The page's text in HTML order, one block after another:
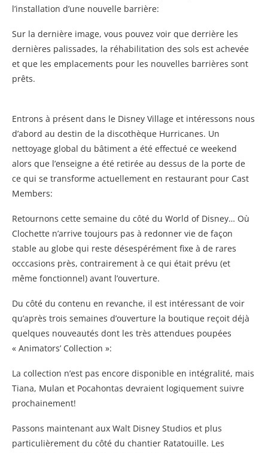
l’installation d’une nouvelle barrière:
Sur la dernière image, vous pouvez voir que derrière les
dernières palissades, la réhabilitation des sols est achevée
et que les emplacements pour les nouvelles barrières sont
prêts.
Entrons à présent dans le Disney Village et intéressons nous
d’abord au destin de la discothèque Hurricanes. Un
nettoyage global du bâtiment a été effectué ce weekend
alors que l’enseigne a été retirée au dessus de la porte de
ce qui se transforme actuellement en restaurant pour Cast
Members:
Retournons cette semaine du côté du World of Disney… Où
Clochette n’arrive toujours pas à redonner vie de façon
stable au globe qui reste désespérément fixe à de rares
occcasions près, contrairement à ce qui était prévu (et
même fonctionnel) avant l’ouverture.
Du côté du contenu en revanche, il est intéressant de voir
qu’après trois semaines d’ouverture la boutique reçoit déjà
quelques nouveautés dont les très attendues poupées
« Animators’ Collection »:
La collection n’est pas encore disponible en intégralité, mais
Tiana, Mulan et Pocahontas devraient logiquement suivre
prochainement!
Passons maintenant aux Walt Disney Studios et plus
particulièrement du côté du chantier Ratatouille. Les